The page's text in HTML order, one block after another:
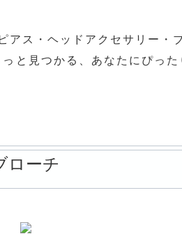
アス・ヘッドアクセサリー・
と見つかる、あなたにぴっ
ローチ